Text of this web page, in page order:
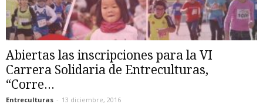
Abiertas las inscripciones para la VI
Carrera Solidaria de Entreculturas,
“Corre...
Entreculturas - 13 diciembre, 2016